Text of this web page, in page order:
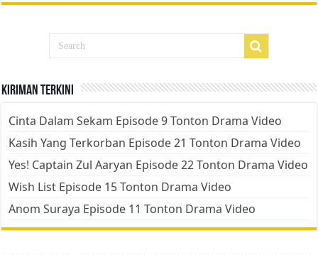
Kiriman Terkini
Cinta Dalam Sekam Episode 9 Tonton Drama Video
Kasih Yang Terkorban Episode 21 Tonton Drama Video
Yes! Captain Zul Aaryan Episode 22 Tonton Drama Video
Wish List Episode 15 Tonton Drama Video
Anom Suraya Episode 11 Tonton Drama Video